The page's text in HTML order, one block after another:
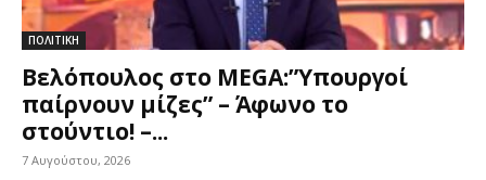
ΠΟΛΙΤΙΚΗ
Βελόπουλος στο MEGA:”Υπουργοί
παίρνουν μίζες” – Άφωνο το
στούντιο! –...
7 Αυγούστου, 2026